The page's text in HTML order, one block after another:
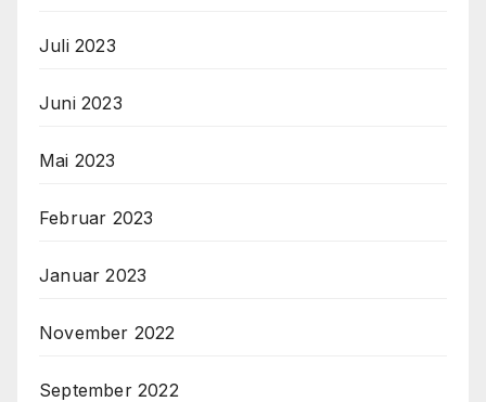
Juli 2023
Juni 2023
Mai 2023
Februar 2023
Januar 2023
November 2022
September 2022